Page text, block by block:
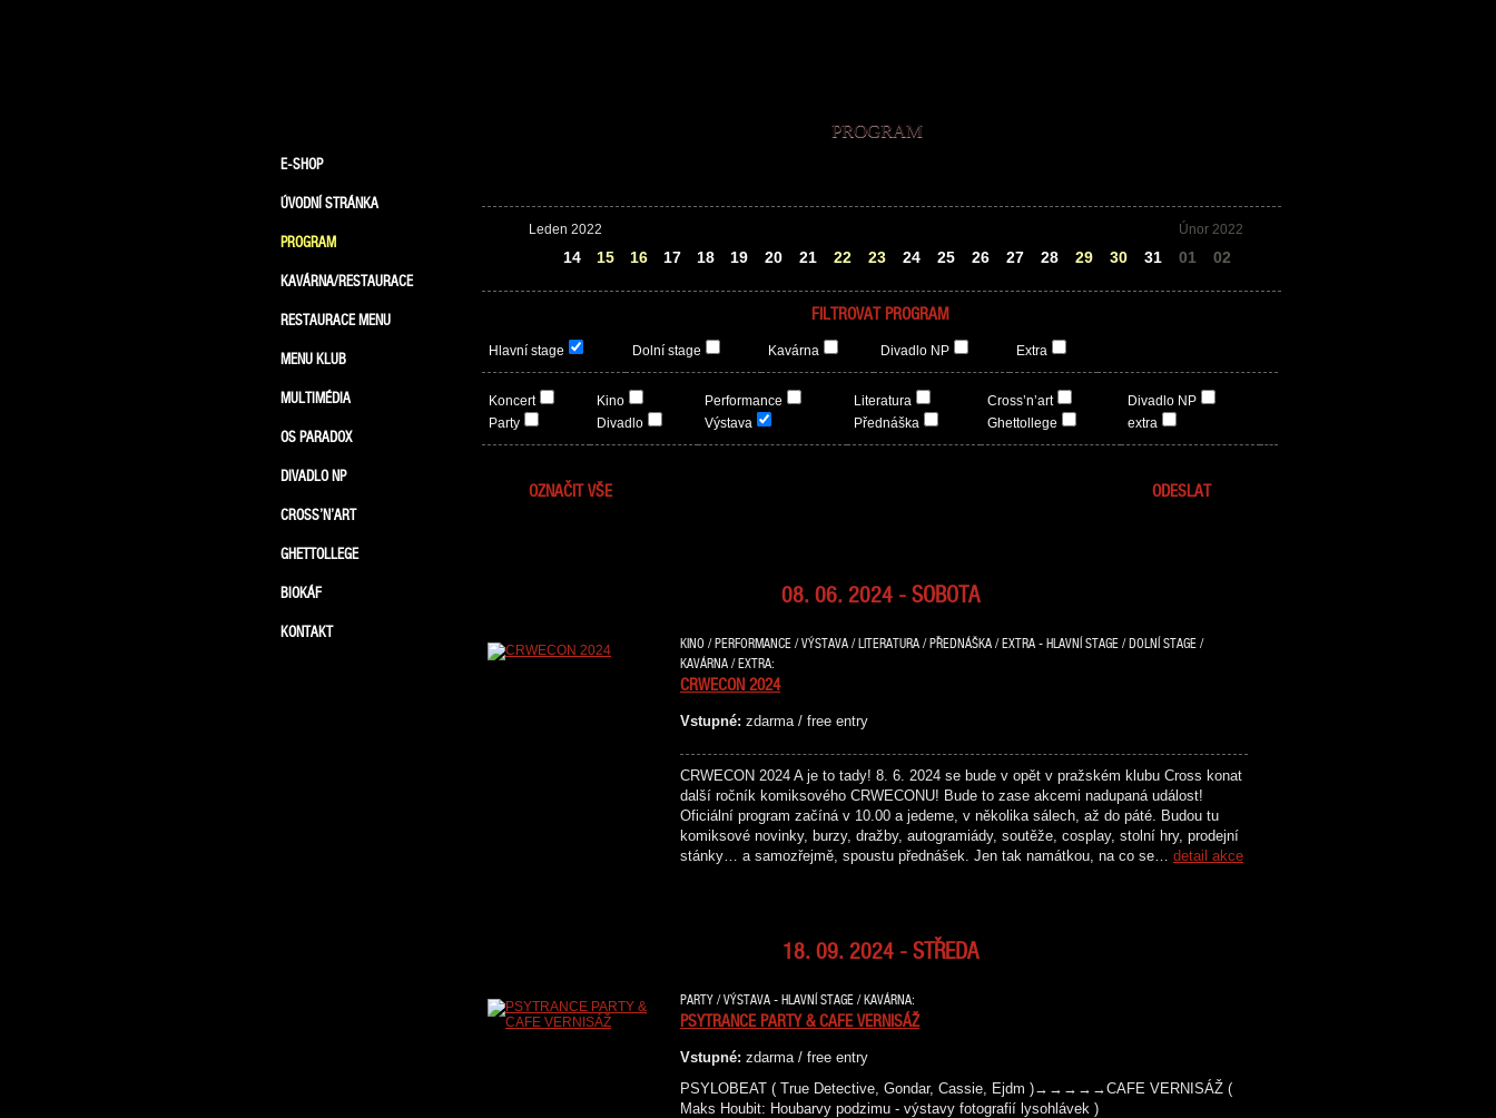
E-SHOP
ÚVODNÍ STRÁNKA
PROGRAM
KAVÁRNA/RESTAURACE
RESTAURACE MENU
MENU KLUB
MULTIMÉDIA
OS PARADOX
DIVADLO NP
CROSS’N’ART
GHETTOLLEGE
BIOKÁF
KONTAKT
PROGRAM
Leden 2022
14 15 16 17 18 19 20 21 22 23 24 25 26 27 28 29 30 31
Únor 2022
01 02
FILTROVAT PROGRAM
Hlavní stage Dolní stage Kavárna Divadlo NP Extra
Koncert
Party
Kino
Divadlo
Performance
Výstava
Literatura
Přednáška
Cross’n’art
Ghettollege
Divadlo NP
extra
OZNAČIT VŠE
08. 06. 2024 - SOBOTA
KINO / PERFORMANCE / VÝSTAVA / LITERATURA / PŘEDNÁŠKA / EXTRA - HLAVNÍ STAGE / DOLNÍ STAGE /
KAVÁRNA / EXTRA:
CRWECON 2024
Vstupné: zdarma / free entry
CRWECON 2024 A je to tady! 8. 6. 2024 se bude v opět v pražském klubu Cross konat
další ročník komiksového CRWECONU! Bude to zase akcemi nadupaná událost!
Oficiální program začíná v 10.00 a jedeme, v několika sálech, až do páté. Budou tu
komiksové novinky, burzy, dražby, autogramiády, soutěže, cosplay, stolní hry, prodejní
stánky… a samozřejmě, spoustu přednášek. Jen tak namátkou, na co se… detail akce
18. 09. 2024 - STŘEDA
PARTY / VÝSTAVA - HLAVNÍ STAGE / KAVÁRNA:
PSYTRANCE PARTY & CAFE VERNISÁŽ
Vstupné: zdarma / free entry
PSYLOBEAT ( True Detective, Gondar, Cassie, Ejdm )→→→→→CAFE VERNISÁŽ (
Maks Houbit: Houbarvy podzimu - výstavy fotografií lysohlávek )